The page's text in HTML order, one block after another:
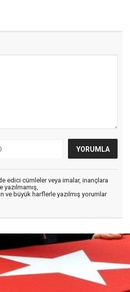
edici cümleler veya imalar, inançlara
yazılmamış,
ve büyük harflerle yazılmış yorumlar